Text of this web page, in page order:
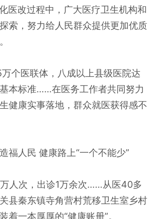
医改过程中，广大医疗卫生机构和
索，努力给人民群众提供更加优质
医联体，八成以上县级医院达
本标准……在医务工作者共同努力
健康实事落地，群众就医获得感不
人民 健康路上“一个不能少”
次，出诊1万余次……从医40多
县秦东镇寺角营村荒移卫生室乡村
着一本厚厚的“健康账册”。